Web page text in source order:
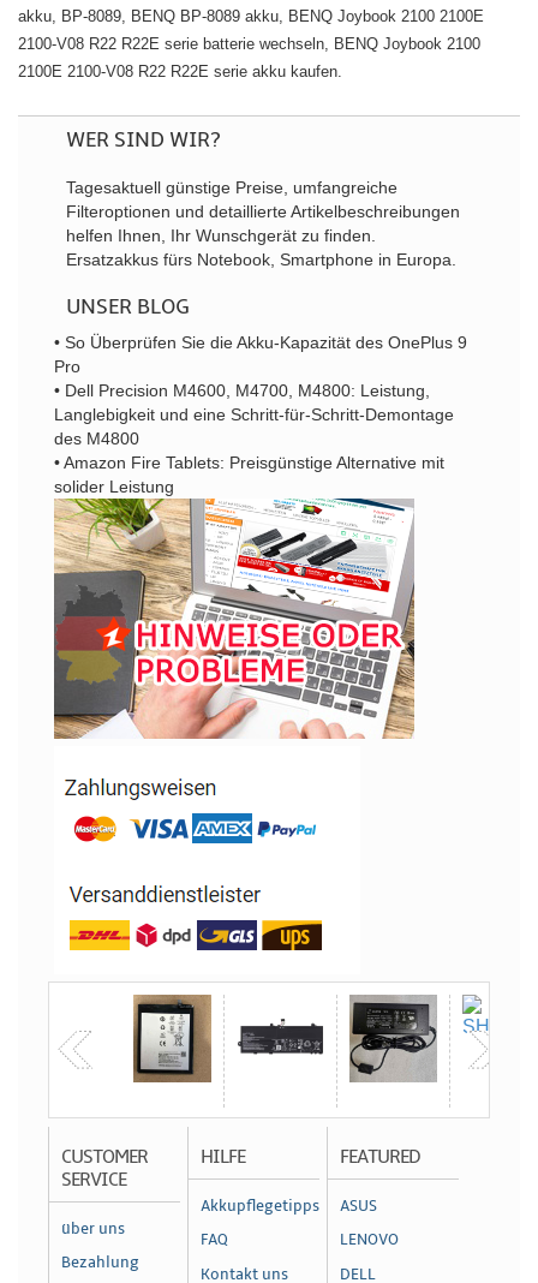
akku, BP-8089, BENQ BP-8089 akku, BENQ Joybook 2100 2100E
2100-V08 R22 R22E serie batterie wechseln, BENQ Joybook 2100
2100E 2100-V08 R22 R22E serie akku kaufen.
WER SIND WIR?
Tagesaktuell günstige Preise, umfangreiche
Filteroptionen und detaillierte Artikelbeschreibungen
helfen Ihnen, Ihr Wunschgerät zu finden.
Ersatzakkus fürs Notebook, Smartphone in Europa.
UNSER BLOG
• So Überprüfen Sie die Akku-Kapazität des OnePlus 9
Pro
• Dell Precision M4600, M4700, M4800: Leistung,
Langlebigkeit und eine Schritt-für-Schritt-Demontage
des M4800
• Amazon Fire Tablets: Preisgünstige Alternative mit
solider Leistung
CUSTOMER
SERVICE
über uns
Bezahlung
HILFE
Akkupflegetipps
FAQ
Kontakt uns
FEATURED
ASUS
LENOVO
DELL